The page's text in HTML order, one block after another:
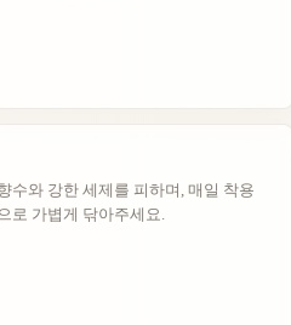
수와 강한 세제를 피하며, 매일 착용
로 가볍게 닦아주세요.